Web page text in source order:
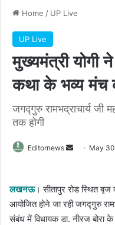
Home / UP Live
UP Live
मुख्यमंत्री योगी ने
कथा के भव्य मंच
जगद्गुरु रामभद्राचार्य जी
तक होगी
Editornews
Send May
लखनऊ। सीतापुर रोड स्थित
आयोजित होने जा रही जगद्गुरु
संबंध में विधायक डा. नीरज बोरा